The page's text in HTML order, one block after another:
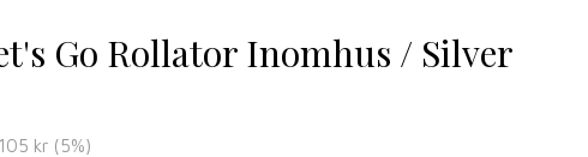
Go Rollator Inomhus / Silver
105 kr (5%)